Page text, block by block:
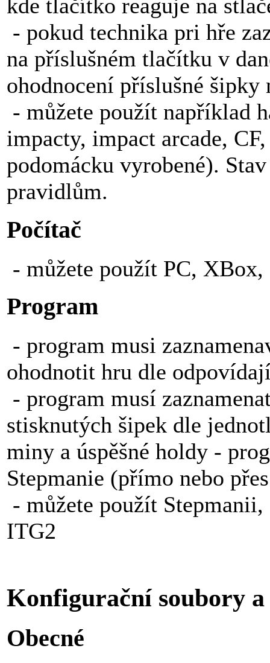
kde tlačítko reaguje na
- pokud technika pri hře
na příslušném tlačítku v
ohodnocení příslušné
- můžete použít například
impacty, impact arcade,
podomácku vyrobené).
pravidlům.
Počítač
- můžete použít PC,
Program
- program musi
ohodnotit hru dle
- program musí
stisknutých šipek dle
miny a úspěšné holdy -
Stepmanie (přímo nebo
- můžete použít
ITG2
Konfigurační soubory a
Obecné